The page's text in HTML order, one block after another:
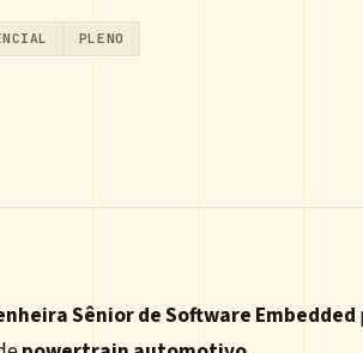
PLENO
Sênior de Software Embedded